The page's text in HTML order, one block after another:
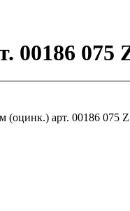
00186 075
Уголок мебельный плоский 75*12мм (оцинк.) арт. 00186 075 Z